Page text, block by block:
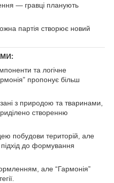
— гравці планують
партія створює новий
та логічне
пропонує більш
з природою та тваринами,
створенню
побудови територій, але
до формування
але “Гармонія”